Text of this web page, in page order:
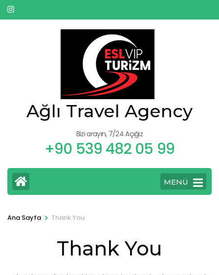
İçeriğe
atla
Ağlı Travel Agency
Bizi arayın, 7/24 Açığız
+90 539 482 05 99
MENÜ
Ana Sayfa > Thank You
Thank You